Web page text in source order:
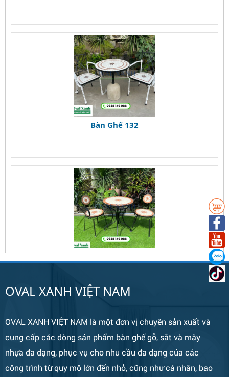
Bàn Ghế 134
OVAL XANH VIỆT NAM
OVAL XANH VIỆT NAM là một đơn vị chuyên sản xuất và
cung cấp các dòng sản phẩm bàn ghế gỗ, sắt và mây
nhựa đa dạng, phục vụ cho nhu cầu đa dạng của các
công trình từ quy mô lớn đến nhỏ, cũng như cá nhân, bao